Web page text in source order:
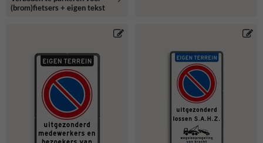
(brom)fietsers + eigen tekst